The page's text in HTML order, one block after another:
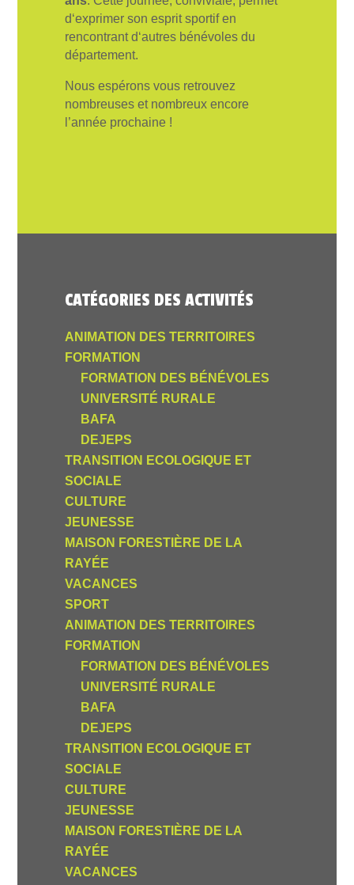
d‘exprimer son esprit sportif en
rencontrant d‘autres bénévoles du
département.
Nous espérons vous retrouvez
nombreuses et nombreux encore
l’année prochaine !
CATÉGORIES DES ACTIVITÉS
ANIMATION DES TERRITOIRES
FORMATION
FORMATION DES BÉNÉVOLES
UNIVERSITÉ RURALE
BAFA
DEJEPS
TRANSITION ECOLOGIQUE ET
SOCIALE
CULTURE
JEUNESSE
MAISON FORESTIÈRE DE LA
RAYÉE
VACANCES
SPORT
ANIMATION DES TERRITOIRES
FORMATION
FORMATION DES BÉNÉVOLES
UNIVERSITÉ RURALE
BAFA
DEJEPS
TRANSITION ECOLOGIQUE ET
SOCIALE
CULTURE
JEUNESSE
MAISON FORESTIÈRE DE LA
RAYÉE
VACANCES